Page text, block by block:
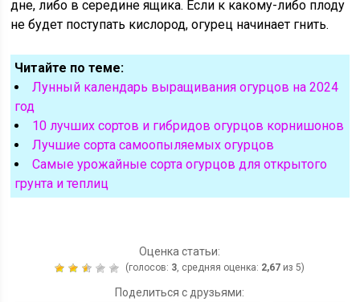
дне, либо в середине ящика. Если к какому-либо плоду
не будет поступать кислород, огурец начинает гнить.
Читайте по теме:
Лунный календарь выращивания огурцов на 2024
год
10 лучших сортов и гибридов огурцов корнишонов
Лучшие сорта самоопыляемых огурцов
Самые урожайные сорта огурцов для открытого
грунта и теплиц
Оценка статьи:
(голосов: 3, средняя оценка: 2,67 из 5)
Поделиться с друзьями: